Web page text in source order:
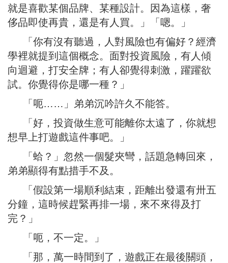
就是喜歡某個品牌、某種設計。因為這樣，奢
侈品即使再貴，還是有人買。」「嗯。」
「你有沒有聽過，人對風險也有偏好？經濟
學裡就提到這個概念。面對投資風險，有人傾
向迴避，打安全牌；有人卻覺得刺激，躍躍欲
試。你覺得你是哪一種？」
「呃……」弟弟沉吟許久不能答。
「好，投資做生意可能離你太遠了，你就想
想早上打遊戲這件事吧。」
「蛤？」忽然一個髮夾彎，話題急轉回來，
弟弟顯得有點措手不及。
「假設第一場順利結束，距離出發還有卅五
分鐘，這時候趕緊再排一場，來不來得及打
完？」
「呃，不一定。」
「那，萬一時間到了，遊戲正在最後關頭，